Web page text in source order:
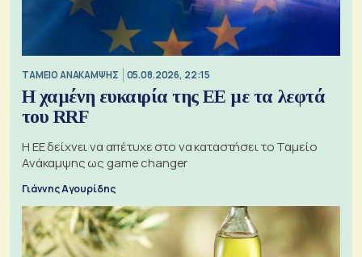
ΤΑΜΕΙΟ ΑΝΑΚΑΜΨΗΣ 05.08.2026, 22:15
Η χαμένη ευκαιρία της ΕΕ με τα λεφτά
του RRF
Η ΕΕ δείχνει να απέτυχε στο να καταστήσει το Ταμείο
Ανάκαμψης ως game changer
Γιάννης Αγουρίδης